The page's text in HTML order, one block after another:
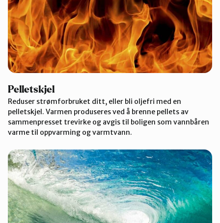
Pelletskjel
Reduser strømforbruket ditt, eller bli oljefri med en
pelletskjel. Varmen produseres ved å brenne pellets av
sammenpresset trevirke og avgis til boligen som vannbåren
varme til oppvarming og varmtvann.